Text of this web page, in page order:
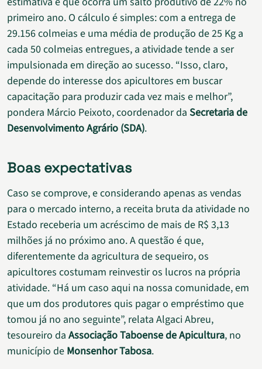
primeiro ano. O cálculo é simples: com a entrega de
29.156 colmeias e uma média de produção de 25 Kg a
cada 50 colmeias entregues, a atividade tende a ser
impulsionada em direção ao sucesso. “Isso, claro,
depende do interesse dos apicultores em buscar
capacitação para produzir cada vez mais e melhor”,
pondera Márcio Peixoto, coordenador da Secretaria de
Desenvolvimento Agrário (SDA).
Boas expectativas
Caso se comprove, e considerando apenas as vendas
para o mercado interno, a receita bruta da atividade no
Estado receberia um acréscimo de mais de R$ 3,13
milhões já no próximo ano. A questão é que,
diferentemente da agricultura de sequeiro, os
apicultores costumam reinvestir os lucros na própria
atividade. “Há um caso aqui na nossa comunidade, em
que um dos produtores quis pagar o empréstimo que
tomou já no ano seguinte”, relata Algaci Abreu,
tesoureiro da Associação Taboense de Apicultura, no
município de Monsenhor Tabosa.